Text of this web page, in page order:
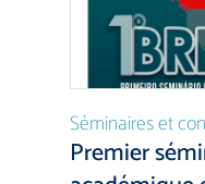
Séminaires et
Premier